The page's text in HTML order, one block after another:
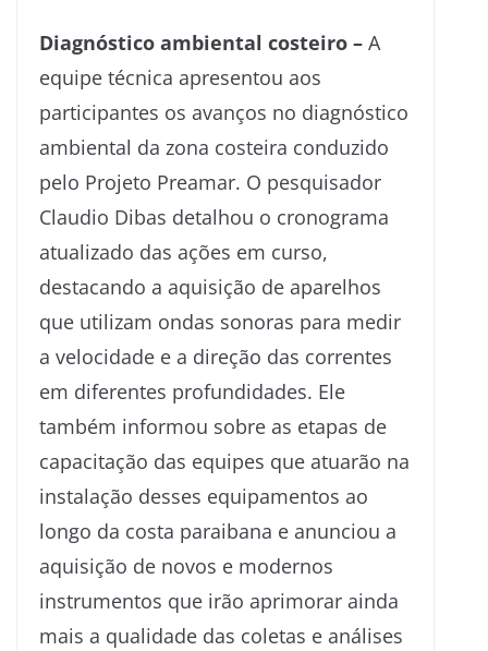
Diagnóstico ambiental costeiro – A
equipe técnica apresentou aos
participantes os avanços no diagnóstico
ambiental da zona costeira conduzido
pelo Projeto Preamar. O pesquisador
Claudio Dibas detalhou o cronograma
atualizado das ações em curso,
destacando a aquisição de aparelhos
que utilizam ondas sonoras para medir
a velocidade e a direção das correntes
em diferentes profundidades. Ele
também informou sobre as etapas de
capacitação das equipes que atuarão na
instalação desses equipamentos ao
longo da costa paraibana e anunciou a
aquisição de novos e modernos
instrumentos que irão aprimorar ainda
mais a qualidade das coletas e análises